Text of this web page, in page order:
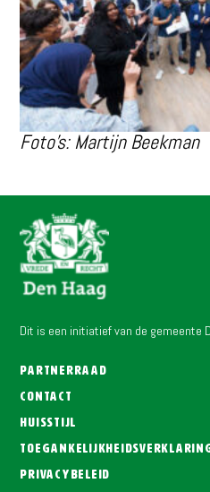
Foto’s: Martijn Beekman
Dit is een initiatief van de gemeente
Partnerraad
Contact
Huisstijl
Privacybeleid